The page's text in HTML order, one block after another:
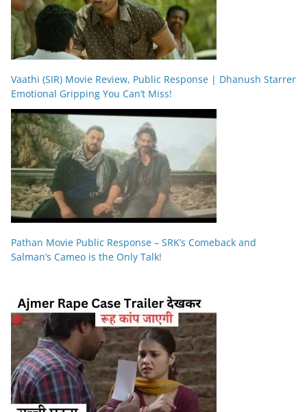
Vaathi (SIR) Movie Review, Public Response | Dhanush Starrer
Emotional Gripping You Can’t Miss!
Pathan Movie Public Response – SRK’s Comeback and
Salman’s Cameo is the Only Talk!